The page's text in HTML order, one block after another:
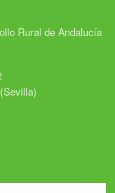
Rural de Andalucía